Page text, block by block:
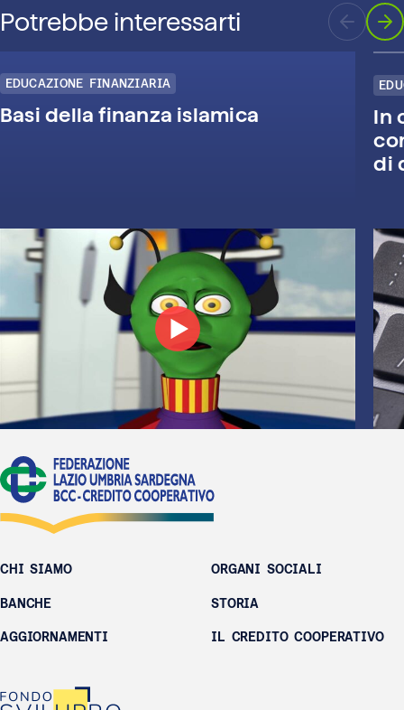
Potrebbe interessarti
EDUCAZIONE FINANZIARIA
Basi della finanza islamica
In
di
CHI SIAMO
BANCHE
AGGIORNAMENTI
ORGANI SOCIALI
STORIA
IL CREDITO COOPERATIVO